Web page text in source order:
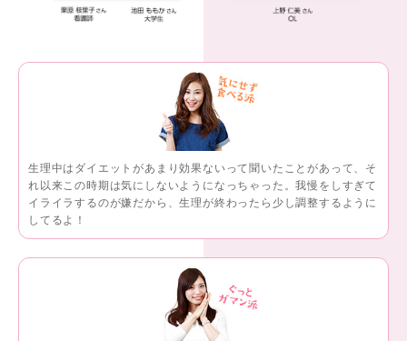
生理中はダイエットがあまり効果ないって聞いたことがあって、そ
れ以来この時期は気にしないようになっちゃった。我慢をしすぎて
イライラするのが嫌だから、生理が終わったら少し調整するように
してるよ！